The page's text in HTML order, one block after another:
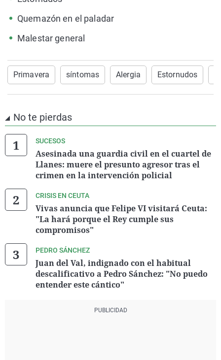
Quemazón en el paladar
Malestar general
Primavera síntomas Alergia Estornudos
No te pierdas
SUCESOS
Asesinada una guardia civil en el cuartel de
Llanes: muere el presunto agresor tras el
crimen en la intervención policial
CRISIS EN CEUTA
Vivas anuncia que Felipe VI visitará Ceuta:
"La hará porque el Rey cumple sus
compromisos"
PEDRO SÁNCHEZ
Juan del Val, indignado con el habitual
descalificativo a Pedro Sánchez: "No puedo
entender este cántico"